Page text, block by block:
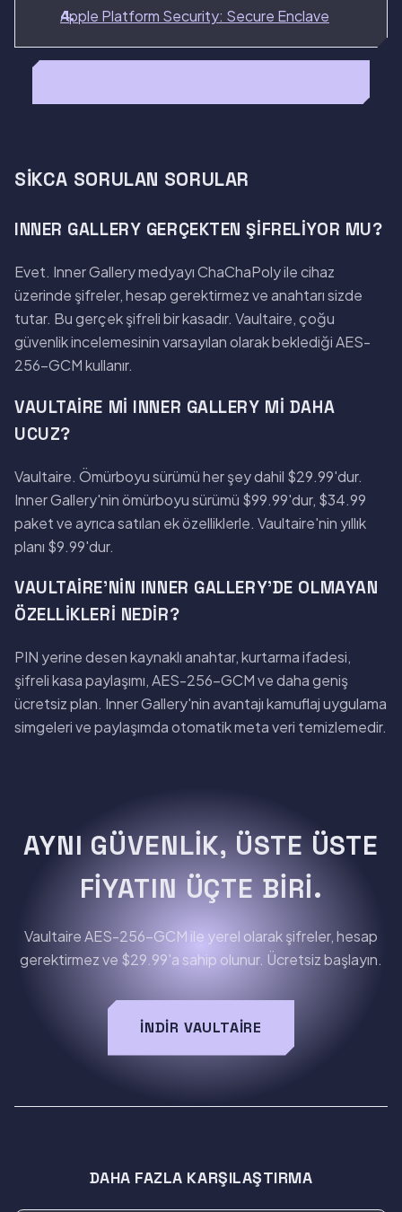
Apple Platform Security: Secure Enclave
SIKCA SORULAN SORULAR
INNER GALLERY GERÇEKTEN ŞIFRELIYOR MU?
Evet. Inner Gallery medyayı ChaChaPoly ile cihaz
üzerinde şifreler, hesap gerektirmez ve anahtarı sizde
tutar. Bu gerçek şifreli bir kasadır. Vaultaire, çoğu
güvenlik incelemesinin varsayılan olarak beklediği AES-
256-GCM kullanır.
VAULTAIRE MI INNER GALLERY MI DAHA
UCUZ?
Vaultaire. Ömürboyu sürümü her şey dahil $29.99'dur.
Inner Gallery'nin ömürboyu sürümü $99.99'dur, $34.99
paket ve ayrıca satılan ek özelliklerle. Vaultaire'nin yıllık
planı $9.99'dur.
VAULTAIRE'NIN INNER GALLERY'DE OLMAYAN
ÖZELLIKLERI NEDIR?
PIN yerine desen kaynaklı anahtar, kurtarma ifadesi,
şifreli kasa paylaşımı, AES-256-GCM ve daha geniş
ücretsiz plan. Inner Gallery'nin avantajı kamuflaj uygulama
simgeleri ve paylaşımda otomatik meta veri temizlemedir.
AYNI GÜVENLIK, ÜSTE ÜSTE
FIYATIN ÜÇTE BIRI.
Vaultaire AES-256-GCM ile yerel olarak şifreler, hesap
gerektirmez ve $29.99'a sahip olunur. Ücretsiz başlayın.
İNDIR VAULTAIRE
DAHA FAZLA KARŞILAŞTIRMA